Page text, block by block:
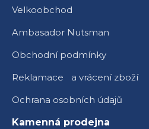
Velkoobchod
Ambasador Nutsman
Obchodní podmínky
Reklamace a vrácení zboží
Ochrana osobních údajů
Kamenná prodejna